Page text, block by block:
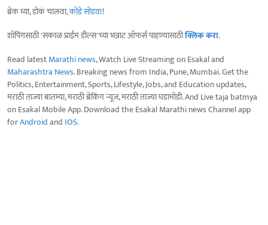
ब्रेक घ्या, डोकं चालवा,कोडे सोडवा!
शॉपिंगसाठी 'सकाळ प्राईम डील्स'च्या भन्नाट ऑफर्स पाहण्यासाठीक्लिक करा.
Read latestMarathi news, Watch Live Streaming on Esakal and
Maharashtra News. Breaking news from India, Pune, Mumbai. Get the
Politics, Entertainment, Sports, Lifestyle, Jobs, and Education updates,
मराठी ताज्या बातम्या, मराठी ब्रेकिंग न्यूज, मराठी ताज्या घडामोडी. And Live taja batmya
on Esakal Mobile App. Download the Esakal Marathi news Channel app
forAndroidand IOS.